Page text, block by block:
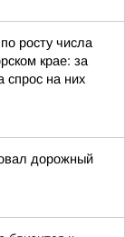
росту числа
крае: за
спрос на них
дорожный